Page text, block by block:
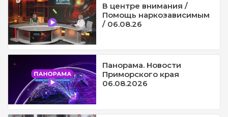
В центре внимания /
Помощь наркозависимым
/ 06.08.26
Панорама. Новости
Приморского края
06.08.2026